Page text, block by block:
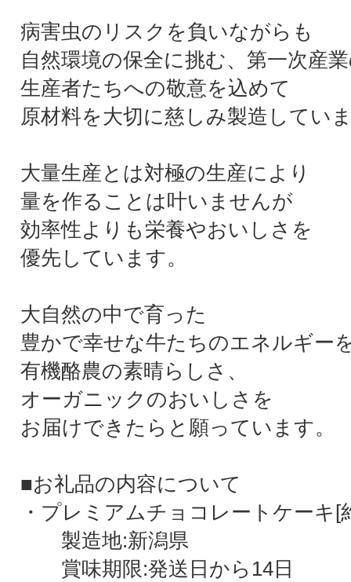
病害虫のリスクを負いながらも
自然環境の保全に挑む、第一次産
生産者たちへの敬意を込めて
原材料を大切に慈しみ製造してい
大量生産とは対極の生産により
量を作ることは叶いませんが
効率性よりも栄養やおいしさを
優先しています。
大自然の中で育った
豊かで幸せな牛たちのエネルギー
有機酪農の素晴らしさ、
オーガニックのおいしさを
お届けできたらと願っています。
■お礼品の内容について
・プレミアムチョコレートケーキ[
製造地:新潟県
賞味期限:発送日から14日